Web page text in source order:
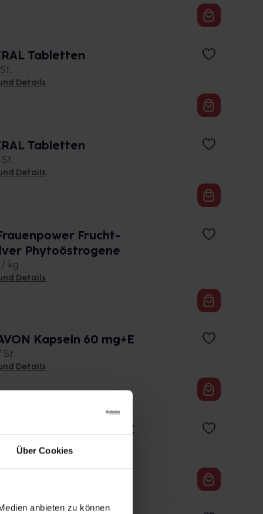
Über Cookies
anbieten zu können
Tabletten
Details
Tabletten
Details
Frucht-
Phytoöstrogene
/ kg
Details
Kapseln 60 mg+E
St.
Details
Kapseln 60 mg+E
Details